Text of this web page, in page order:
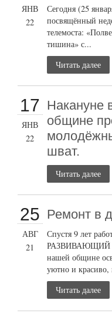
ЯНВ
22
Сегодня (25
посвящённый
телемоста:
тишина» с...
Читать далее
17
ЯНВ
22
Накануне
общине
шват.
Читать далее
25
АВГ
21
Ремонт в
Спустя 9 лет
РАЗВИВАЮЩИЙ
нашей общине
уютно и
Читать далее